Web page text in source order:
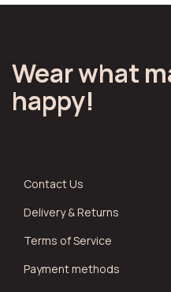
Wear what
happy!
Contact Us
Delivery & Returns
Terms of Service
Payment methods